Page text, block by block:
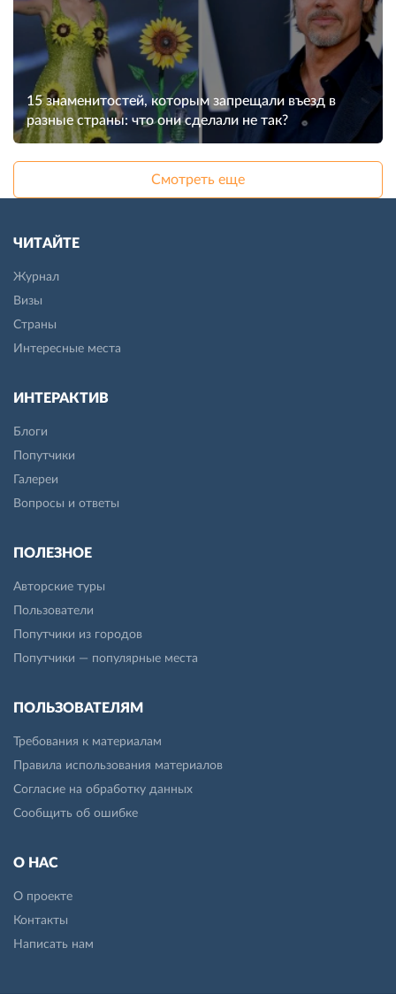
15 знаменитостей, которым запрещали въезд в
разные страны: что они сделали не так?
Смотреть еще
ЧИТАЙТЕ
Журнал
Визы
Страны
Интересные места
ИНТЕРАКТИВ
Блоги
Попутчики
Галереи
Вопросы и ответы
ПОЛЕЗНОЕ
Авторские туры
Пользователи
Попутчики из городов
Попутчики — популярные места
ПОЛЬЗОВАТЕЛЯМ
Требования к материалам
Правила использования материалов
Согласие на обработку данных
Сообщить об ошибке
О НАС
О проекте
Контакты
Написать нам